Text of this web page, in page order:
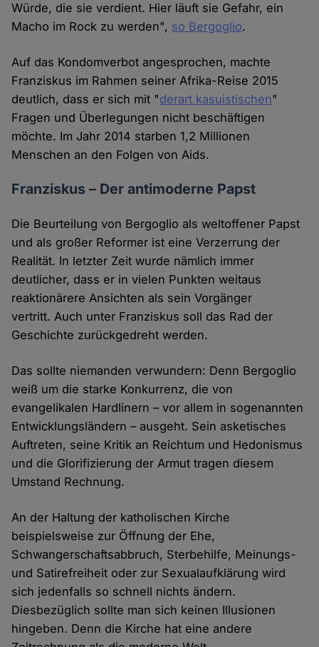
Würde, die sie verdient. Hier läuft sie Gefahr, ein
Macho im Rock zu werden", so Bergoglio.
Auf das Kondomverbot angesprochen, machte
Franziskus im Rahmen seiner Afrika-Reise 2015
deutlich, dass er sich mit "derart kasuistischen"
Fragen und Überlegungen nicht beschäftigen
möchte. Im Jahr 2014 starben 1,2 Millionen
Menschen an den Folgen von Aids.
Franziskus – Der antimoderne Papst
Die Beurteilung von Bergoglio als weltoffener Papst
und als großer Reformer ist eine Verzerrung der
Realität. In letzter Zeit wurde nämlich immer
deutlicher, dass er in vielen Punkten weitaus
reaktionärere Ansichten als sein Vorgänger
vertritt. Auch unter Franziskus soll das Rad der
Geschichte zurückgedreht werden.
Das sollte niemanden verwundern: Denn Bergoglio
weiß um die starke Konkurrenz, die von
evangelikalen Hardlinern – vor allem in sogenannten
Entwicklungsländern – ausgeht. Sein asketisches
Auftreten, seine Kritik an Reichtum und Hedonismus
und die Glorifizierung der Armut tragen diesem
Umstand Rechnung.
An der Haltung der katholischen Kirche
beispielsweise zur Öffnung der Ehe,
Schwangerschaftsabbruch, Sterbehilfe, Meinungs-
und Satirefreiheit oder zur Sexualaufklärung wird
sich jedenfalls so schnell nichts ändern.
Diesbezüglich sollte man sich keinen Illusionen
hingeben. Denn die Kirche hat eine andere